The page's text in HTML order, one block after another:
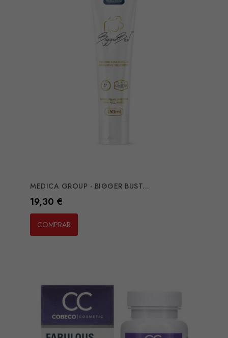
MEDICA GROUP - BIGGER BUST...
Preço
19,30 €
COMPRAR